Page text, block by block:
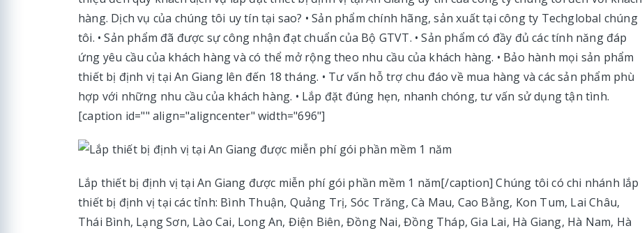
hàng. Dịch vụ của chúng tôi uy tín tại sao? • Sản phẩm chính hãng, sản xuất tại công ty Techglobal chúng
tôi. • Sản phẩm đã được sự công nhận đạt chuẩn của Bộ GTVT. • Sản phẩm có đầy đủ các tính năng đáp
ứng yêu cầu của khách hàng và có thể mở rộng theo nhu cầu của khách hàng. • Bảo hành mọi sản phẩm
thiết bị định vị tại An Giang lên đến 18 tháng. • Tư vấn hỗ trợ chu đáo về mua hàng và các sản phẩm phù
hợp với những nhu cầu của khách hàng. • Lắp đặt đúng hẹn, nhanh chóng, tư vấn sử dụng tận tình.
[caption id="" align="aligncenter" width="696"]
Lắp thiết bị định vị tại An Giang được miễn phí gói phần mềm 1 năm[/caption] Chúng tôi có chi nhánh lắp
thiết bị định vị tại các tỉnh: Bình Thuận, Quảng Trị, Sóc Trăng, Cà Mau, Cao Bằng, Kon Tum, Lai Châu,
Thái Bình, Lạng Sơn, Lào Cai, Long An, Điện Biên, Đồng Nai, Đồng Tháp, Gia Lai, Hà Giang, Hà Nam, Hà